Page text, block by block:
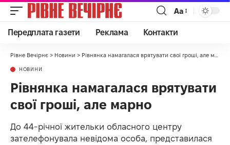
Аа
Передплата газети Реклама Контакти
Рівне Вечірнє > Новини > Рівнянка намагалася врятувати свої гроші, але марно
НОВИНИ
Рівнянка намагалася врятувати
свої гроші, але марно
До 44-річної жительки обласного центру
зателефонувала невідома особа, представилася